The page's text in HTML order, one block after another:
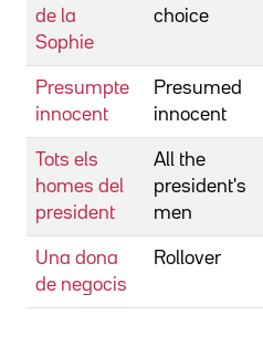
de la
Sophie
choice
Presumpte
innocent
Presumed
innocent
Tots els
homes del
president
All the
president's
men
Una dona
de negocis
Rollover